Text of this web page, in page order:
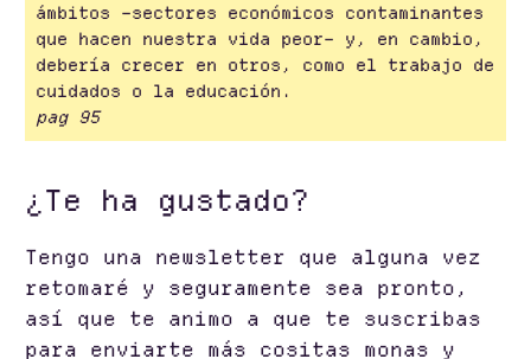
ámbitos –sectores económicos contaminantes
que hacen nuestra vida peor– y, en cambio,
debería crecer en otros, como el trabajo de
cuidados o la educación.
pag 95
¿Te ha gustado?
Tengo una newsletter que alguna vez
retomaré y seguramente sea pronto,
así que te animo a que te suscribas
para enviarte más cositas monas y